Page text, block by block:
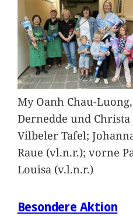
My Oanh Chau-
Dernedde und
Vilbeler Tafel;
Raue (vl.n.r.); vorne
Louisa (v.l.n.r.)
Besondere Aktion